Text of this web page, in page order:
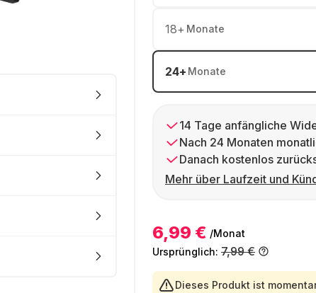
18+ Monate
24+ Monate
14 Tage anfängliche
Nach 24 Monaten
Danach kostenlos
Mehr über Laufzeit und
6,99 € /Monat
Ursprünglich: 7,99 €
Dieses Produkt ist